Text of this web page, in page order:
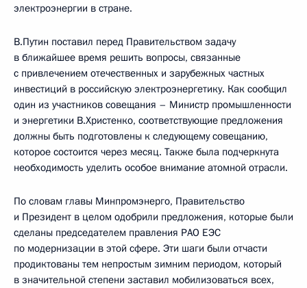
электроэнергии в стране.
В.Путин поставил перед Правительством задачу
в ближайшее время решить вопросы, связанные
с привлечением отечественных и зарубежных частных
инвестиций в российскую электроэнергетику. Как сообщил
один из участников совещания – Министр промышленности
и энергетики В.Христенко, соответствующие предложения
должны быть подготовлены к следующему совещанию,
которое состоится через месяц. Также была подчеркнута
необходимость уделить особое внимание атомной отрасли.
По словам главы Минпромэнерго, Правительство
и Президент в целом одобрили предложения, которые были
сделаны председателем правления РАО ЕЭС
по модернизации в этой сфере. Эти шаги были отчасти
продиктованы тем непростым зимним периодом, который
в значительной степени заставил мобилизоваться всех,